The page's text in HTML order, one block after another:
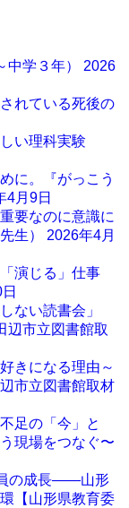
中学３年） 2026
れている死後の
い理科実験
に。『がっこう
4月9日
要なのに意識に
生） 2026年4月
演じる」仕事
ない読書会」
辺市立図書館取
きになる理由～
市立図書館取材
足の「今」と
現場をつなぐ〜
員の成長――山形
【山形県教育委